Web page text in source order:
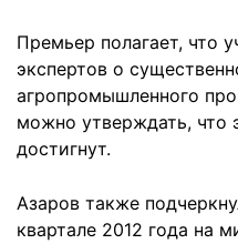
Премьер полагает, что
экспертов о
агропромышленного
можно утверждать, что
достигнут.
Азаров также
квартале 2012 года на